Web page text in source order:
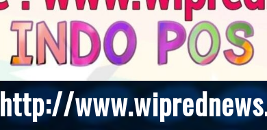
http://